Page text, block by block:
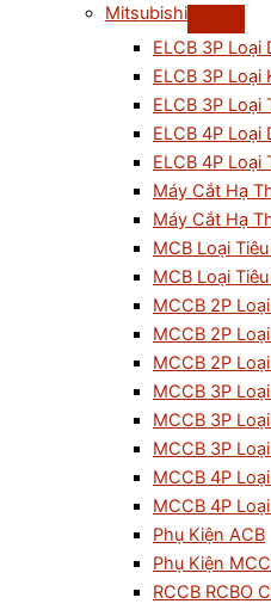
Mitsubishi
ELCB 3P Loại
ELCB 3P Loại
ELCB 3P Loại
ELCB 4P Loại
ELCB 4P Loại
Máy Cắt Hạ
Máy Cắt Hạ
MCB Loại
MCB Loại
MCCB 2P
MCCB 2P
MCCB 2P
MCCB 3P
MCCB 3P
MCCB 3P
MCCB 4P
MCCB 4P
Phụ Kiện ACB
Phụ Kiện
RCCB RCBO